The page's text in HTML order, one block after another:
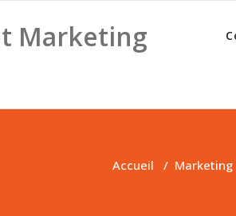
Marketing
Accueil / Marketing